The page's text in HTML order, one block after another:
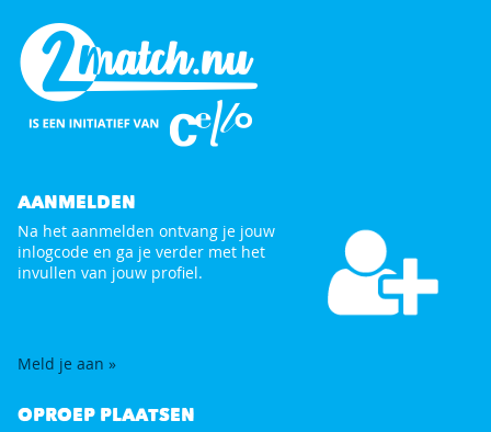
AANMELDEN
Na het aanmelden ontvang je jouw
inlogcode en ga je verder met het
invullen van jouw profiel.
Meld je aan »
OPROEP PLAATSEN